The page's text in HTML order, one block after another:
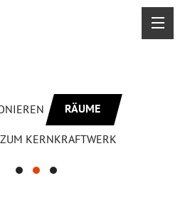
RÄUME
KERNKRAFTWERK